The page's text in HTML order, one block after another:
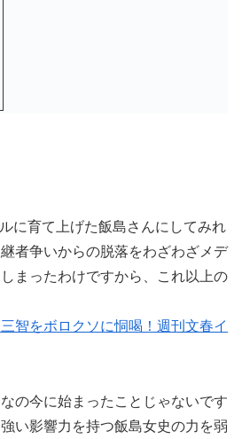
に育て上げた飯島さんにしてみれ
者争いからの脱落をわざわざメデ
まったわけですから、これ以上の
智をボロクソに恫喝！週刊文春イ
の今に始まったことじゃないです
い影響力を持つ飯島女史の力を弱